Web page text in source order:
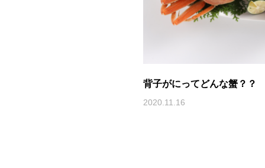
背子がにってどんな蟹？？
2020.11.16